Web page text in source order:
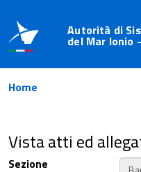
Autorità di
del Mar Ionio
Home
Vista atti ed
Sezione